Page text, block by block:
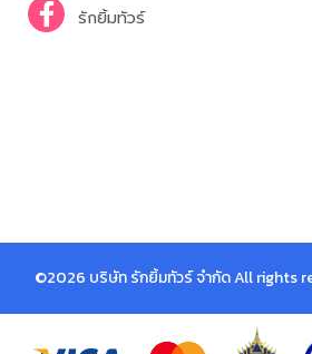
รักยิ้มทัวร์
©2026 บริษัท รักยิ้มทัวร์ จำกัด All rights